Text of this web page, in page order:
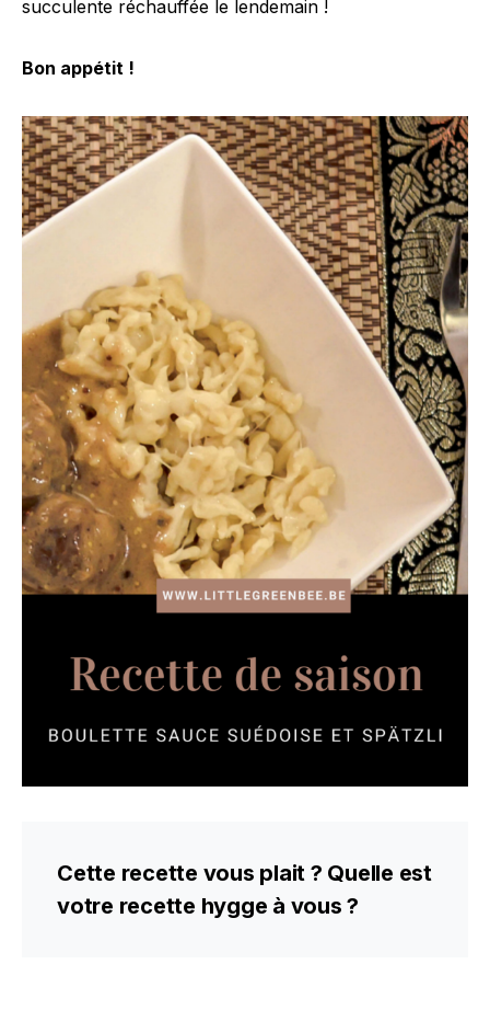
succulente réchauffée le lendemain !
Bon appétit !
Cette recette vous plait ? Quelle est
votre recette hygge à vous ?